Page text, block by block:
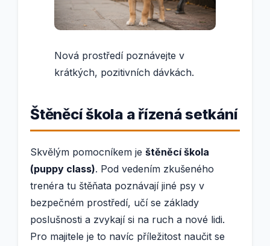
Nová prostředí poznávejte v
krátkých, pozitivních dávkách.
Štěněcí škola a řízená setkání
Skvělým pomocníkem je štěněcí škola
(puppy class). Pod vedením zkušeného
trenéra tu štěňata poznávají jiné psy v
bezpečném prostředí, učí se základy
poslušnosti a zvykají si na ruch a nové lidi.
Pro majitele je to navíc příležitost naučit se